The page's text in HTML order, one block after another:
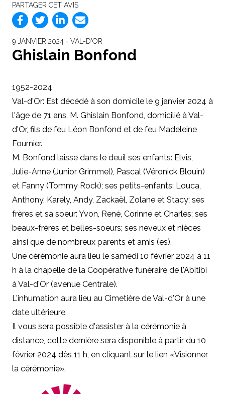
PARTAGER CET AVIS
9 JANVIER 2024 ‐ VAL-D'OR
Ghislain Bonfond
1952-2024
Val-d'Or: Est décédé à son domicile le 9 janvier 2024 à
l'âge de 71 ans, M. Ghislain Bonfond, domicilié à Val-
d'Or, fils de feu Léon Bonfond et de feu Madeleine
Fournier.
M. Bonfond laisse dans le deuil ses enfants: Elvis,
Julie-Anne (Junior Grimmel), Pascal (Véronick Blouin)
et Fanny (Tommy Rock); ses petits-enfants: Louca,
Anthony, Karely, Andy, Zackaël, Zolane et Stacy; ses
frères et sa soeur: Yvon, René, Corinne et Charles; ses
beaux-frères et belles-soeurs; ses neveux et nièces
ainsi que de nombreux parents et amis (es).
Une cérémonie aura lieu le samedi 10 février 2024 à 11
h à la chapelle de la Coopérative funéraire de l'Abitibi
à Val-d'Or (avenue Centrale).
L'inhumation aura lieu au Cimetière de Val-d'Or à une
date ultérieure.
Il vous sera possible d'assister à la cérémonie à
distance, cette dernière sera disponible à partir du 10
février 2024 dès 11 h, en cliquant sur le lien «Visionner
la cérémonie».